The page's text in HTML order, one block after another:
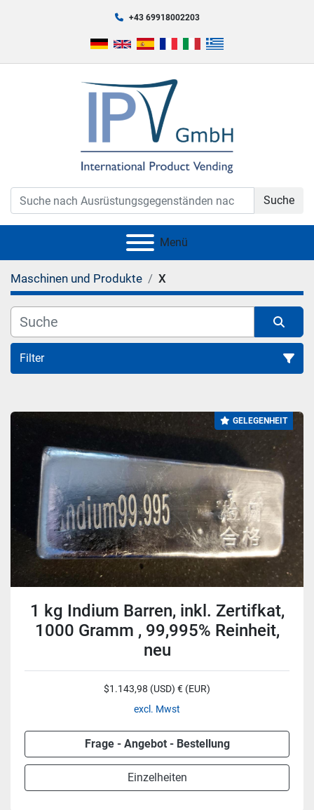
+43 69918002203
Suche
Menü
Maschinen und Produkte X
Filter
Sortieren nach
GELEGENHEIT
1 kg Indium Barren, inkl. Zertifkat,
1000 Gramm , 99,995% Reinheit,
neu
$1.143,98 (USD) € (EUR)
excl. Mwst
Frage - Angebot - Bestellung
Einzelheiten